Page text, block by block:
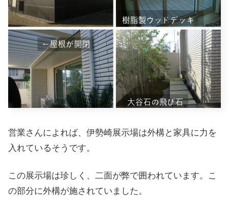
営業さんによれば、伊勢崎展示場は外構と家具に力を
入れているそうです。
この展示場は珍しく、二面が弊で囲われています。こ
の部分に外構が施されていました。